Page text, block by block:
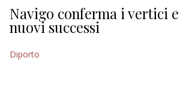
Navigo conferma i vertici
nuovi successi
Diporto